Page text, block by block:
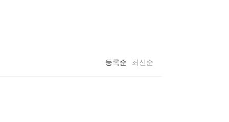
등록순 최신순